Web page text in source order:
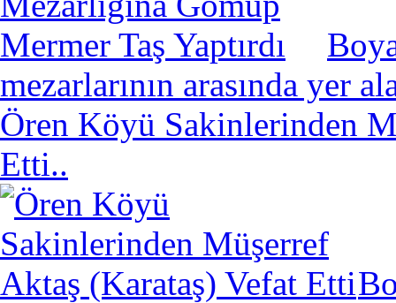
mezarlarının arasında yer
Ören Köyü Sakinlerinden
Etti..